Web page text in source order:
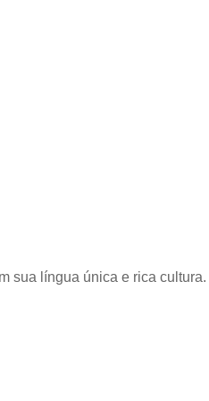
sua língua única e rica cultura.